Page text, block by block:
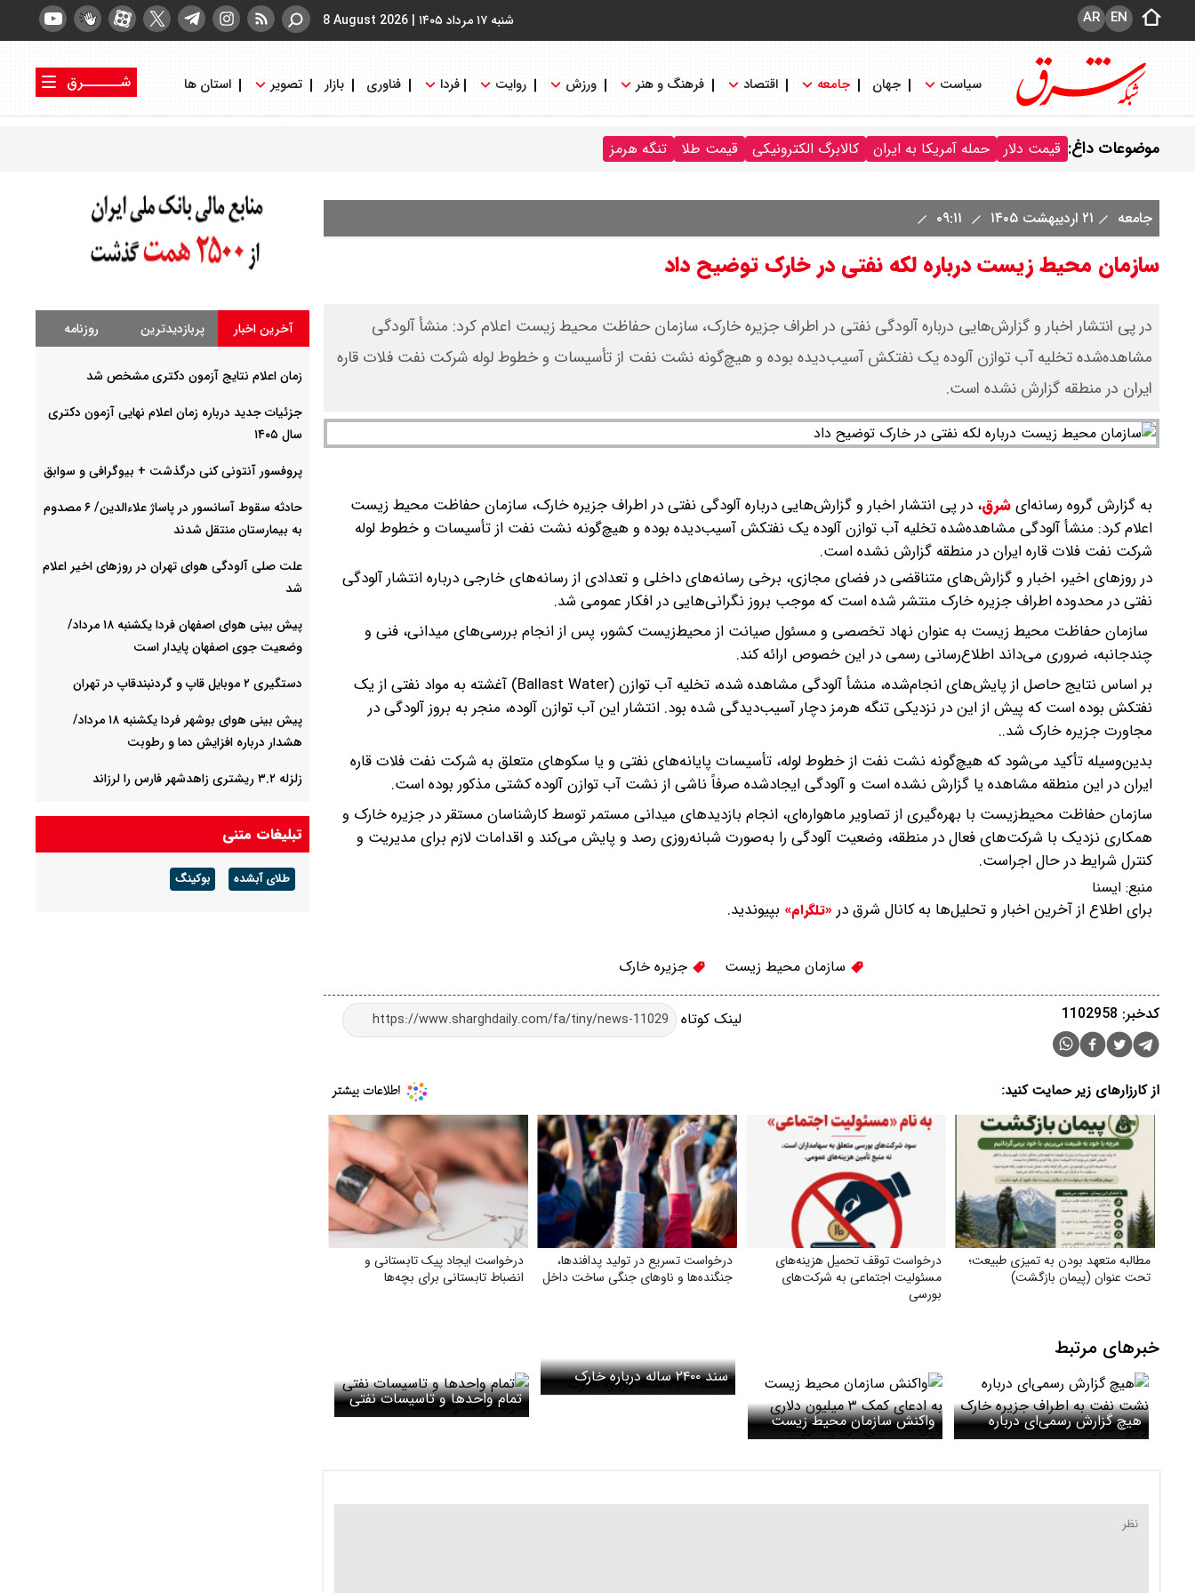
شنبه ۱۷ مرداد ۱۴۰۵ |
8 August 2026 EN
AR
سیاست جهان جامعه اقتصاد فرهنگ و هنر ورزش روایت فردا فناوری بازار تصویر استان ها
شــــــرق
موضوعات داغ: قیمت دلار حمله آمریکا به ایران کالابرگ الکترونیکی قیمت طلا تنگه هرمز
جامعه ۲۱ اردیبهشت ۱۴۰۵
سازمان محیط زیست درباره لکه نفتی در خارک توضیح داد
در پی انتشار اخبار و گزارش‌هایی درباره آلودگی نفتی در اطراف جزیره خارک، سازمان حفاظت محیط زیست اعلام کرد: منشأ آلودگی
مشاهده‌شده تخلیه آب توازن آلوده یک نفتکش آسیب‌دیده بوده و هیچ‌گونه نشت نفت از تأسیسات و خطوط لوله شرکت نفت فلات قاره
ایران در منطقه گزارش نشده است.
به گزارش گروه رسانه‌ایشرق، در پی انتشار اخبار و گزارش‌هایی درباره آلودگی نفتی در اطراف جزیره خارک، سازمان حفاظت محیط زیست
اعلام کرد: منشأ آلودگی مشاهده‌شده تخلیه آب توازن آلوده یک نفتکش آسیب‌دیده بوده و هیچ‌گونه نشت نفت از تأسیسات و خطوط لوله
شرکت نفت فلات قاره ایران در منطقه گزارش نشده است.
در روزهای اخیر، اخبار و گزارش‌های متناقضی در فضای مجازی، برخی رسانه‌های داخلی و تعدادی از رسانه‌های خارجی درباره انتشار آلودگی
نفتی در محدوده اطراف جزیره خارک منتشر شده است که موجب بروز نگرانی‌هایی در افکار عمومی شد.
سازمان حفاظت محیط‌ زیست به عنوان نهاد تخصصی و مسئول صیانت از محیط‌زیست کشور، پس از انجام بررسی‌های میدانی، فنی و
چندجانبه، ضروری می‌داند اطلاع‌رسانی رسمی در این خصوص ارائه کند.
بر اساس نتایج حاصل از پایش‌های انجام‌شده، منشأ آلودگی مشاهده‌ شده، تخلیه آب توازن (Ballast Water) آغشته به مواد نفتی از یک
نفتکش بوده است که پیش از این در نزدیکی تنگه هرمز دچار آسیب‌دیدگی شده بود. انتشار این آب توازن آلوده، منجر به بروز آلودگی در
مجاورت جزیره خارک شد..
بدین‌وسیله تأکید می‌شود که هیچ‌گونه نشت نفت از خطوط لوله، تأسیسات پایانه‌های نفتی و یا سکوهای متعلق به شرکت نفت فلات قاره
ایران در این منطقه مشاهده یا گزارش نشده است و آلودگی ایجادشده صرفاً ناشی از نشت آب توازن آلوده کشتی مذکور بوده است.
سازمان حفاظت محیط‌زیست با بهره‌گیری از تصاویر ماهواره‌ای، انجام بازدیدهای میدانی مستمر توسط کارشناسان مستقر در جزیره خارک و
همکاری نزدیک با شرکت‌های فعال در منطقه، وضعیت آلودگی را به‌صورت شبانه‌روزی رصد و پایش می‌کند و اقدامات لازم برای مدیریت و
کنترل شرایط در حال اجراست.
منبع: ايسنا
برای اطلاع از آخرین اخبار و تحلیل‌ها به کانال شرق در «تلگرام» بپیوندید.
سازمان محیط زیست جزیره خارک
لینک کوتاه کدخبر: 1102958
از کارزارهای زیر حمایت کنید:
مطالبه متعهد بودن به تمیزی طبیعت؛
تحت عنوان (پیمان بازگشت)
درخواست توقف تحمیل هزینه‌های
مسئولیت اجتماعی به شرکت‌های
بورسی
درخواست تسریع در تولید پدافندها،
جنگنده‌ها و ناوهای جنگی ساخت داخل
درخواست ایجاد پیک تابستانی و
انضباط تابستانی برای بچه‌ها
خبرهای مرتبط
هیچ گزارش رسمی‌ای درباره
نشت نفت به اطراف جزیره
واکنش سازمان محیط زیست
به ادعای کمک‌ ۳ میلیون دلاری
سند ۲۴۰۰ ساله درباره خارک
تمام واحدها و تاسیسات نفتی
خارک در مدار هستند
آخرین اخبار پربازدیدترین روزنامه
زمان اعلام نتایج آزمون دکتری مشخص شد
جزئیات جدید درباره زمان اعلام نهایی آزمون دکتری
سال ۱۴۰۵
پروفسور آنتونی کنی درگذشت + بیوگرافی و سوابق
حادثه سقوط آسانسور در پاساژ علاءالدین/ ۶ مصدوم
به بیمارستان منتقل شدند
علت صلی آلودگی هوای تهران در روزهای اخیر اعلام
شد
پیش بینی هوای اصفهان فردا یکشنبه ۱۸ مرداد/
وضعیت جوی اصفهان پایدار است
دستگیری ۲ موبایل قاپ و گردنبندقاپ در تهران
پیش بینی هوای بوشهر فردا یکشنبه ۱۸ مرداد/
هشدار درباره افزایش دما و رطوبت
زلزله ۳.۲ ریشتری زاهدشهر فارس را لرزاند
تونل توحید از بامداد یکشنبه ۱۸ مرداد مسدود
می‌شود
تبلیغات متنی
طلای آبشده بوکینگ